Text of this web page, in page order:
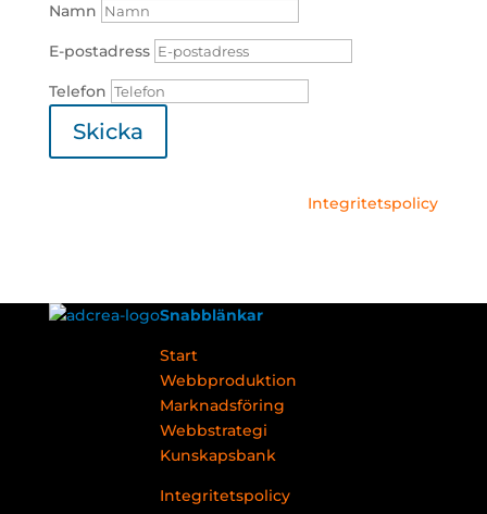
Namn
E-postadress
Telefon
Skicka
Integritetspolicy
Snabblänkar
Start
Webbproduktion
Marknadsföring
Webbstrategi
Kunskapsbank
Integritetspolicy